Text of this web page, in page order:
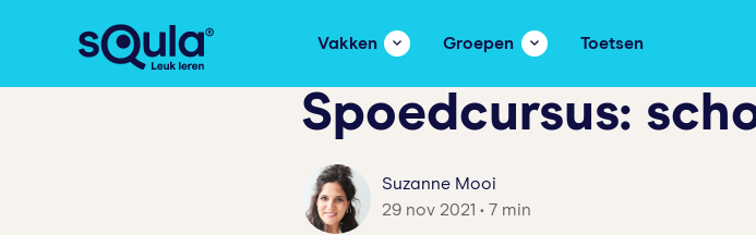
Vakken Groepen Toetsen
Spoedcursus:
Suzanne Mooi
29 nov 2021 • 7 min